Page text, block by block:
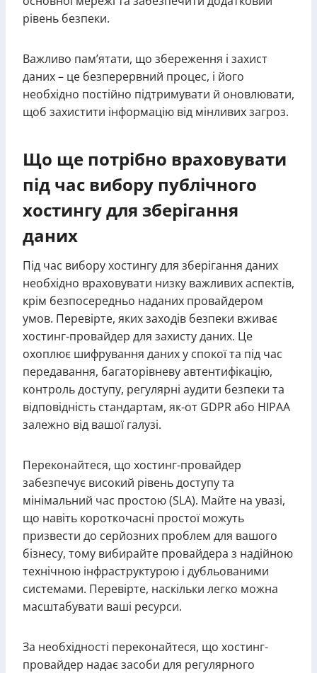
рівень безпеки.
Важливо пам’ятати, що збереження і захист
даних – це безперервний процес, і його
необхідно постійно підтримувати й оновлювати,
щоб захистити інформацію від мінливих загроз.
Що ще потрібно враховувати
під час вибору публічного
хостингу для зберігання
даних
Під час вибору хостингу для зберігання даних
необхідно враховувати низку важливих аспектів,
крім безпосередньо наданих провайдером
умов. Перевірте, яких заходів безпеки вживає
хостинг-провайдер для захисту даних. Це
охоплює шифрування даних у спокої та під час
передавання, багаторівневу автентифікацію,
контроль доступу, регулярні аудити безпеки та
відповідність стандартам, як-от GDPR або HIPAA
залежно від вашої галузі.
Переконайтеся, що хостинг-провайдер
забезпечує високий рівень доступу та
мінімальний час простою (SLA). Майте на увазі,
що навіть короткочасні простої можуть
призвести до серйозних проблем для вашого
бізнесу, тому вибирайте провайдера з надійною
технічною інфраструктурою і дубльованими
системами. Перевірте, наскільки легко можна
масштабувати ваші ресурси.
За необхідності переконайтеся, що хостинг-
провайдер надає засоби для регулярного